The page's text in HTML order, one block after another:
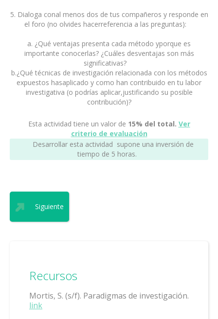
5. Dialoga conal menos dos de tus compañeros y responde en
el foro (no olvides hacerreferencia a las preguntas):
a. ¿Qué ventajas presenta cada método yporque es
importante conocerlas? ¿Cuáles desventajas son más
significativas?
b.¿Qué técnicas de investigación relacionada con los métodos
expuestos hasaplicado y como han contribuido en tu labor
investigativa (o podrías aplicar,justificando su posible
contribución)?
Esta actividad tiene un valor de 15% del total. Ver
criterio de evaluación
Desarrollar esta actividad supone una inversión de
tiempo de 5 horas.
Siguiente
Recursos
Mortis, S. (s/f). Paradigmas de investigación.
link